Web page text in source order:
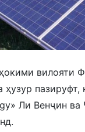
вилояти
ҳузур
Ли Венҷин